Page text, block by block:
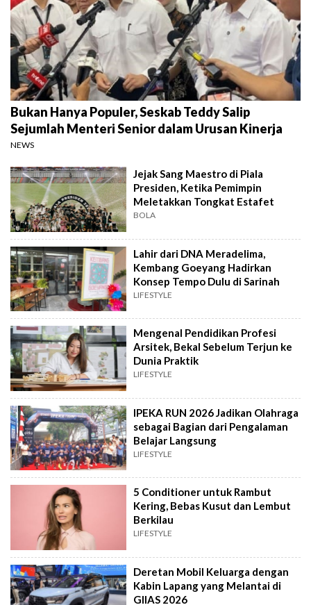
Bukan Hanya Populer, Seskab Teddy Salip
Sejumlah Menteri Senior dalam Urusan Kinerja
NEWS
Jejak Sang Maestro di Piala
Presiden, Ketika Pemimpin
Meletakkan Tongkat Estafet
BOLA
Lahir dari DNA Meradelima,
Kembang Goeyang Hadirkan
Konsep Tempo Dulu di Sarinah
LIFESTYLE
Mengenal Pendidikan Profesi
Arsitek, Bekal Sebelum Terjun ke
Dunia Praktik
LIFESTYLE
IPEKA RUN 2026 Jadikan Olahraga
sebagai Bagian dari Pengalaman
Belajar Langsung
LIFESTYLE
5 Conditioner untuk Rambut
Kering, Bebas Kusut dan Lembut
Berkilau
LIFESTYLE
Deretan Mobil Keluarga dengan
Kabin Lapang yang Melantai di
GIIAS 2026